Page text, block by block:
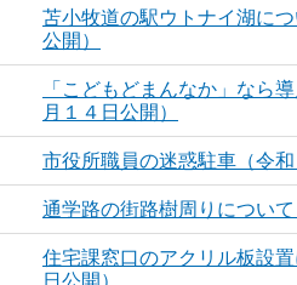
苫小牧道の駅ウトナイ湖に
公開）
「こどもどまんなか」なら
月１４日公開）
市役所職員の迷惑駐車（令和
通学路の街路樹周りについ
住宅課窓口のアクリル板設
日公開）